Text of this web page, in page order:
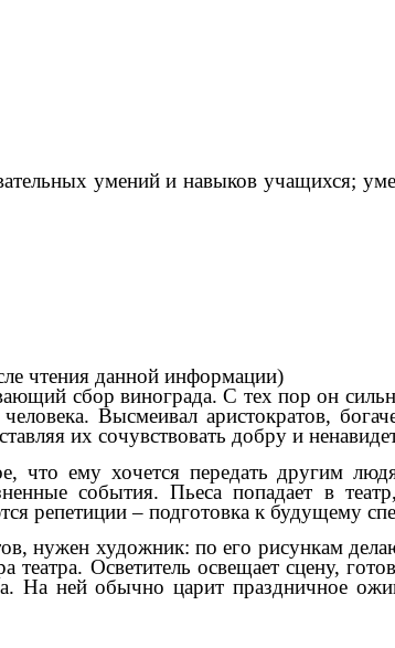
умений и навыков учащихся;
чтения данной информации)
сбор винограда. С тех пор он
Высмеивал аристократов,
их сочувствовать добру и
что ему хочется передать другим
события. Пьеса попадает в
репетиции – подготовка к будущему
нужен художник: по его рисункам
Осветитель освещает сцену,
На ней обычно царит праздничное